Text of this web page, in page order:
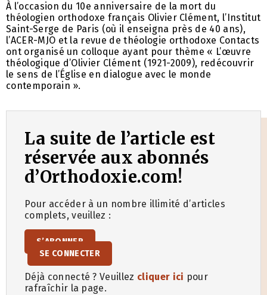
À l’occasion du 10e anniversaire de la mort du
théologien orthodoxe français Olivier Clément, l’Institut
Saint-Serge de Paris (où il enseigna près de 40 ans),
l’ACER-MJO et la revue de théologie orthodoxe Contacts
ont organisé un colloque ayant pour thème « L’œuvre
théologique d’Olivier Clément (1921-2009), redécouvrir
le sens de l’Église en dialogue avec le monde
contemporain ».
La suite de l’article est
réservée aux abonnés
d’Orthodoxie.com!
Pour accéder à un nombre illimité d’articles
complets, veuillez :
S’ABONNER
SE CONNECTER
Déjà connecté ? Veuillez cliquer ici pour
rafraîchir la page.